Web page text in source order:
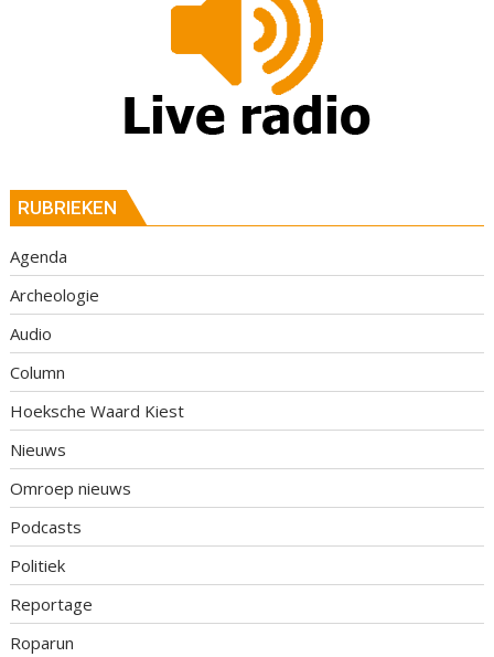
RUBRIEKEN
Agenda
Archeologie
Audio
Column
Hoeksche Waard Kiest
Nieuws
Omroep nieuws
Podcasts
Politiek
Reportage
Roparun